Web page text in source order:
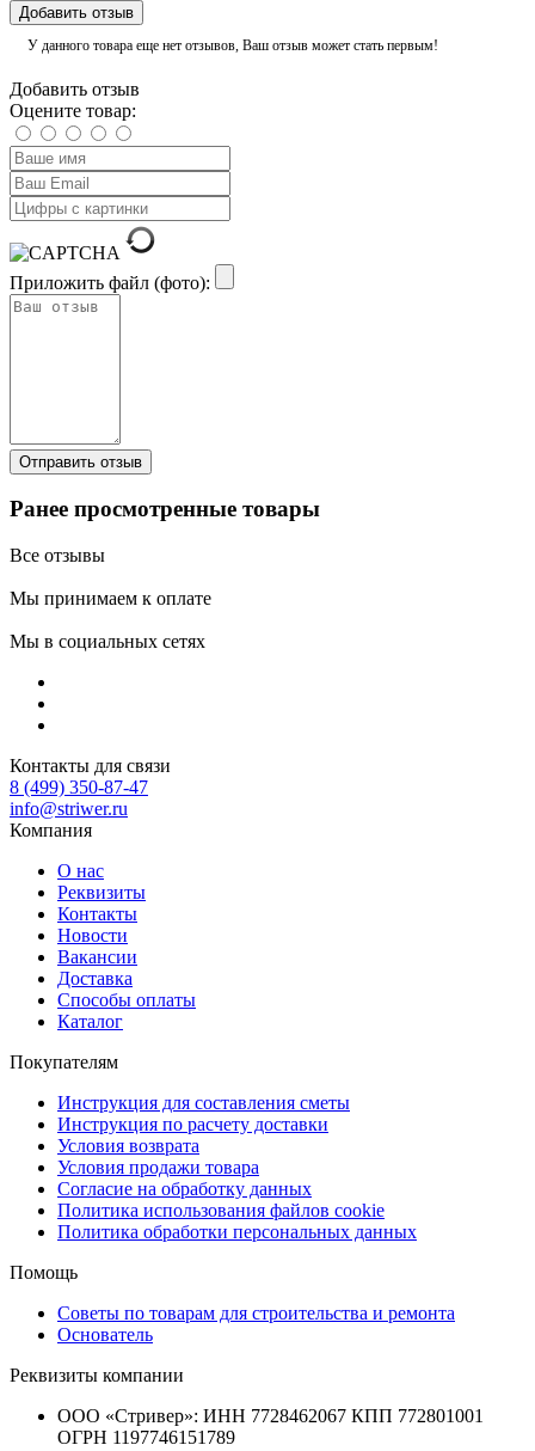
Добавить отзыв
У данного товара еще нет отзывов, Ваш отзыв может стать первым!
Добавить отзыв
Оцените товар:
Приложить файл (фото):
Ранее просмотренные товары
Все отзывы
Мы принимаем к оплате
Мы в социальных сетях
Контакты для связи
8 (499) 350-87-47
info@striwer.ru
Компания
О нас
Реквизиты
Контакты
Новости
Вакансии
Доставка
Способы оплаты
Каталог
Покупателям
Инструкция для составления сметы
Инструкция по расчету доставки
Условия возврата
Условия продажи товара
Согласие на обработку данных
Политика использования файлов cookie
Политика обработки персональных данных
Помощь
Советы по товарам для строительства и ремонта
Основатель
Реквизиты компании
ООО «Стривер»: ИНН 7728462067 КПП 772801001
ОГРН 1197746151789